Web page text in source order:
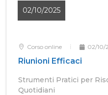
02/10/2025
Corso online 02/10/
Riunioni Efficaci
Strumenti Pratici per
Quotidiani